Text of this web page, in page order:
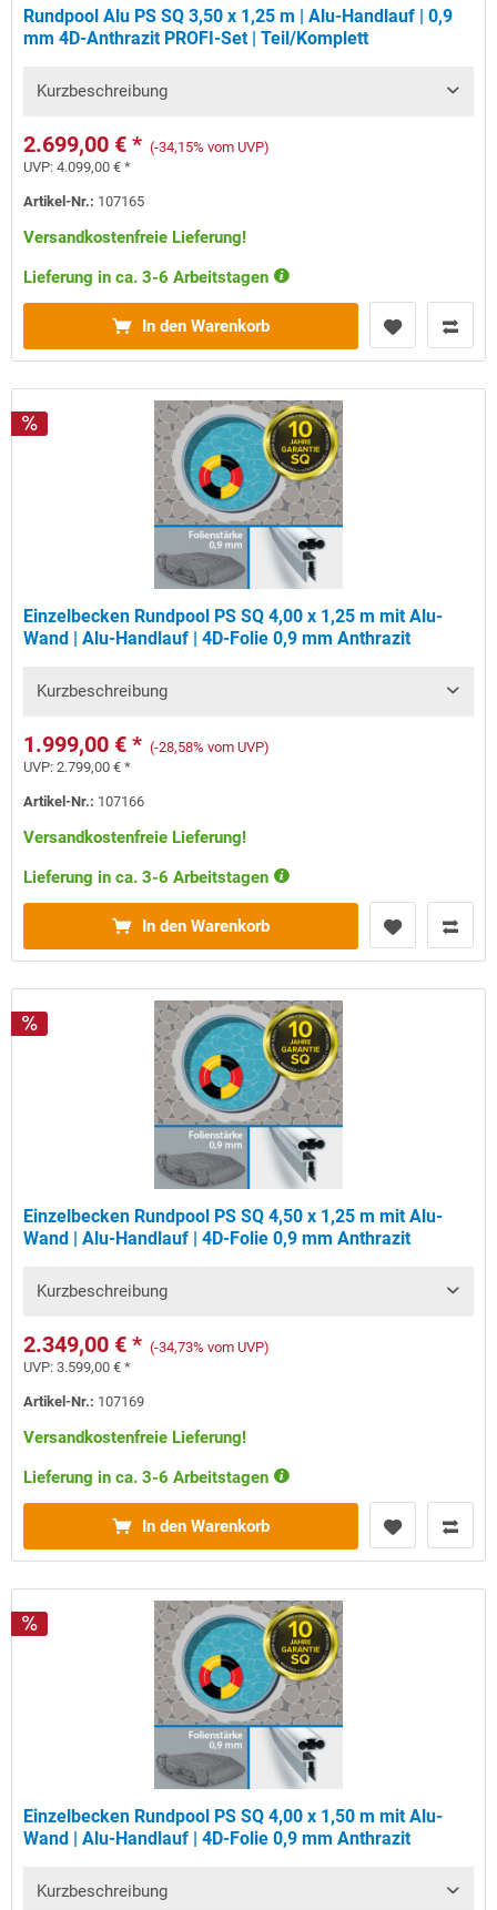
Rundpool Alu PS SQ 3,50 x 1,25 m | Alu-Handlauf | 0,9
mm 4D-Anthrazit PROFI-Set | Teil/Komplett
Kurzbeschreibung
2.699,00 € * (-34,15% vom UVP)
UVP:4.099,00 € *
Artikel-Nr.: 107165
Versandkostenfreie Lieferung!
Lieferung in ca. 3-6 Arbeitstagen
In den Warenkorb
Einzelbecken Rundpool PS SQ 4,00 x 1,25 m mit Alu-
Wand | Alu-Handlauf | 4D-Folie 0,9 mm Anthrazit
Kurzbeschreibung
1.999,00 € * (-28,58% vom UVP)
UVP:2.799,00 € *
Artikel-Nr.: 107166
Versandkostenfreie Lieferung!
Lieferung in ca. 3-6 Arbeitstagen
In den Warenkorb
Einzelbecken Rundpool PS SQ 4,50 x 1,25 m mit Alu-
Wand | Alu-Handlauf | 4D-Folie 0,9 mm Anthrazit
Kurzbeschreibung
2.349,00 € * (-34,73% vom UVP)
UVP:3.599,00 € *
Artikel-Nr.: 107169
Versandkostenfreie Lieferung!
Lieferung in ca. 3-6 Arbeitstagen
In den Warenkorb
Einzelbecken Rundpool PS SQ 4,00 x 1,50 m mit Alu-
Wand | Alu-Handlauf | 4D-Folie 0,9 mm Anthrazit
Kurzbeschreibung